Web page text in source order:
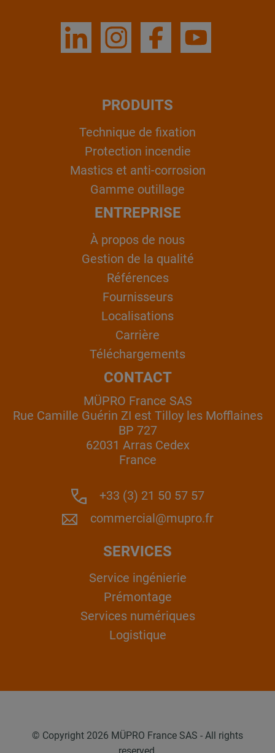
PRODUITS
Technique de fixation
Protection incendie
Mastics et anti-corrosion
Gamme outillage
ENTREPRISE
À propos de nous
Gestion de la qualité
Références
Fournisseurs
Localisations
Carrière
Téléchargements
CONTACT
MÜPRO France SAS
Rue Camille Guérin ZI est Tilloy les Mofflaines
BP 727
62031 Arras Cedex
France
+33 (3) 21 50 57 57
commercial@mupro.fr
SERVICES
Service ingénierie
Prémontage
Services numériques
Logistique
© Copyright 2026 MÜPRO France SAS - All rights